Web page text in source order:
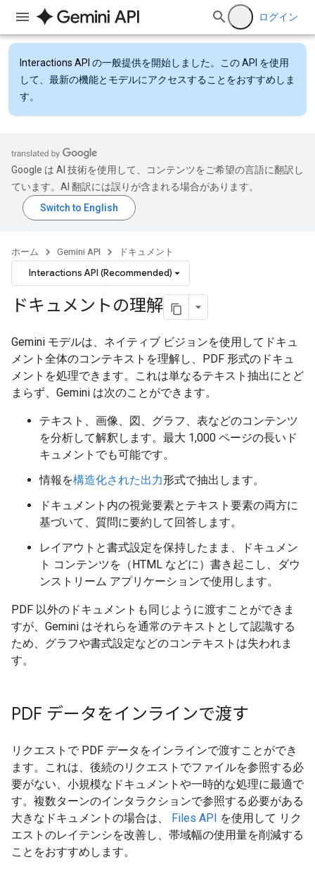
ログイン
Interactions API の一般提供を開始しました。この API を使用
して、最新の機能とモデルにアクセスすることをおすすめしま
す。
Google は AI 技術を使用して、コンテンツをご希望の言語に翻訳し
ています。AI 翻訳には誤りが含まれる場合があります。
ホーム Gemini API ドキュメント
Interactions API (Recommended)
ドキュメントの理解
Gemini モデルは、ネイティブ ビジョンを使用してドキュ
メント全体のコンテキストを理解し、PDF 形式のドキュ
メントを処理できます。これは単なるテキスト抽出にとど
まらず、Gemini は次のことができます。
テキスト、画像、図、グラフ、表などのコンテンツ
を分析して解釈します。最大 1,000 ページの長いド
キュメントでも可能です。
情報を構造化された出力形式で抽出します。
ドキュメント内の視覚要素とテキスト要素の両方に
基づいて、質問に要約して回答します。
レイアウトと書式設定を保持したまま、ドキュメン
ト コンテンツを（HTML などに）書き起こし、ダウ
ンストリーム アプリケーションで使用します。
PDF 以外のドキュメントも同じように渡すことができま
すが、Gemini はそれらを通常のテキストとして認識する
ため、グラフや書式設定などのコンテキストは失われま
す。
PDF データをインラインで渡す
リクエストで PDF データをインラインで渡すことができ
ます。これは、後続のリクエストでファイルを参照する必
要がない、小規模なドキュメントや一時的な処理に最適で
す。複数ターンのインタラクションで参照する必要がある
大きなドキュメントの場合は、 Files API を使用して リク
エストのレイテンシを改善し、帯域幅の使用量を削減する
ことをおすすめします。